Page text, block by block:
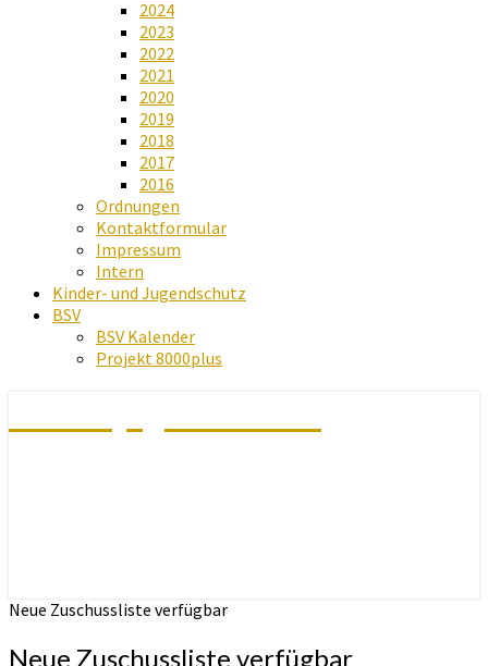
2024
2023
2022
2021
2020
2019
2018
2017
2016
Ordnungen
Kontaktformular
Impressum
Intern
Kinder- und Jugendschutz
BSV
BSV Kalender
Projekt 8000plus
Neue Zuschussliste verfügbar
Neue Zuschussliste verfügbar